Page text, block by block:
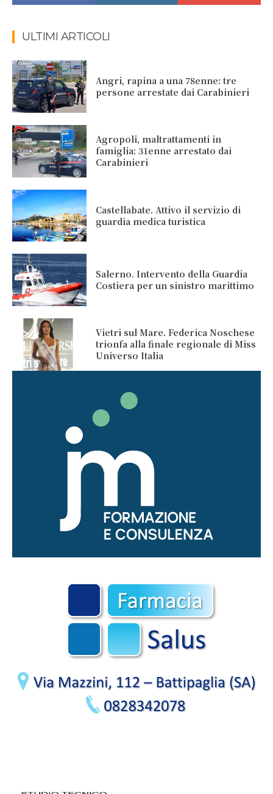
ULTIMI ARTICOLI
Angri, rapina a una 78enne: tre
persone arrestate dai Carabinieri
Agropoli, maltrattamenti in
famiglia: 31enne arrestato dai
Carabinieri
Castellabate. Attivo il servizio di
guardia medica turistica
Salerno. Intervento della Guardia
Costiera per un sinistro marittimo
Vietri sul Mare. Federica Noschese
trionfa alla finale regionale di Miss
Universo Italia